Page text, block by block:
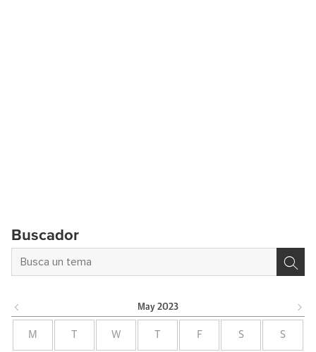
Buscador
May 2023
M W F S S